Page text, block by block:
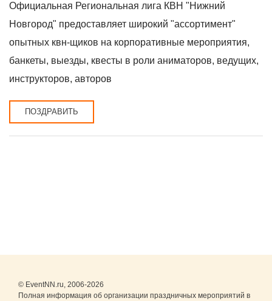
Официальная Региональная лига КВН "Нижний
Новгород" предоставляет широкий "ассортимент"
опытных квн-щиков на корпоративные мероприятия,
банкеты, выезды, квесты в роли аниматоров, ведущих,
инструкторов, авторов
ПОЗДРАВИТЬ
© EventNN.ru, 2006-2026
Полная информация об организации праздничных мероприятий в